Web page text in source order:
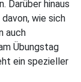
Darüber hinaus
wie sich
auch
Übungstag
ein spezieller